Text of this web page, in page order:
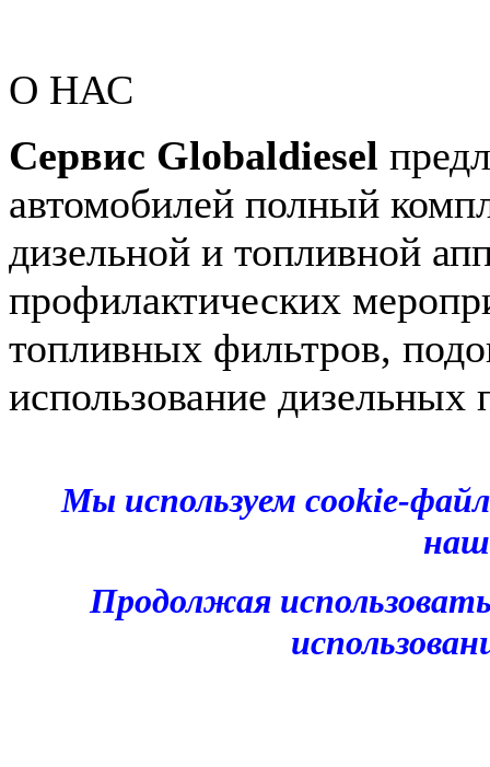
О НАС
Сервис Globaldiesel
автомобилей полный
дизельной и топливной
профилактических
топливных фильтров,
использование дизельных
Мы используем cookie-
Продолжая